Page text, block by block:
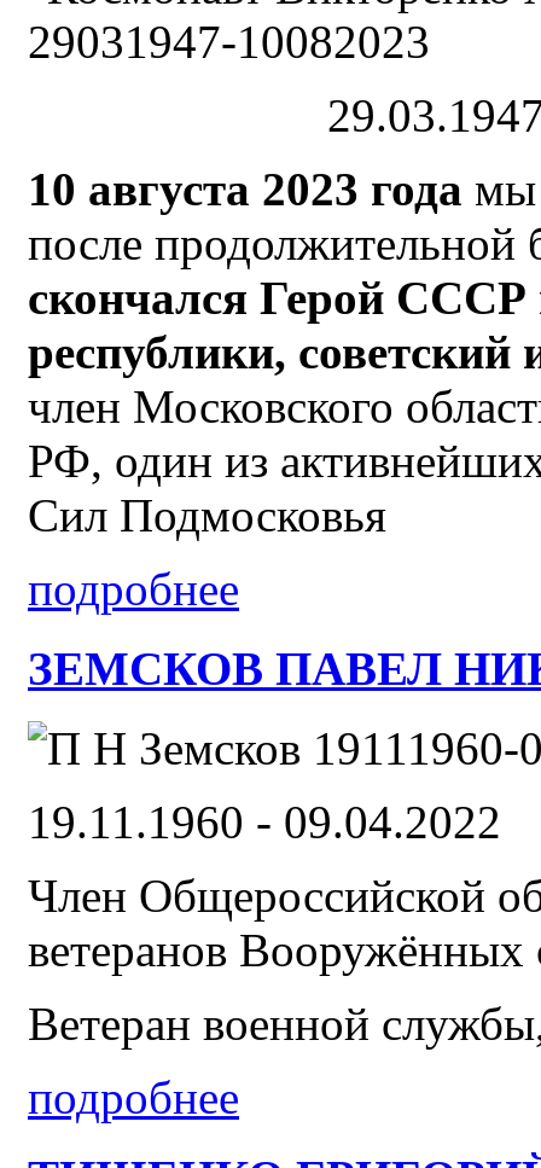
10 августа 2023 года мы
после продолжительной
скончался Герой СССР
республики, советский
член Московского
РФ, один из
Сил Подмосковья
подробнее
ЗЕМСКОВ ПАВЕЛ
19.11.1960 - 09.04.2022
Член Общероссийской
ветеранов
Ветеран военной
подробнее